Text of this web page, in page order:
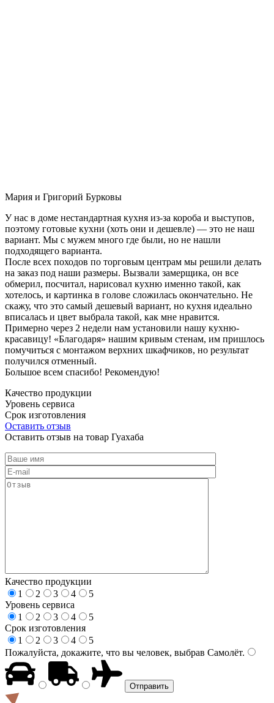
Мария и Григорий Бурковы
У нас в доме нестандартная кухня из-за короба и выступов,
поэтому готовые кухни (хоть они и дешевле) — это не наш
вариант. Мы с мужем много где были, но не нашли
подходящего варианта.
После всех походов по торговым центрам мы решили делать
на заказ под наши размеры. Вызвали замерщика, он все
обмерил, посчитал, нарисовал кухню именно такой, как
хотелось, и картинка в голове сложилась окончательно. Не
скажу, что это самый дешевый вариант, но кухня идеально
вписалась и цвет выбрала такой, как мне нравится.
Примерно через 2 недели нам установили нашу кухню-
красавицу! «Благодаря» нашим кривым стенам, им пришлось
помучиться с монтажом верхних шкафчиков, но результат
получился отменный.
Большое всем спасибо! Рекомендую!
Качество продукции
Уровень сервиса
Срок изготовления
Оставить отзыв
Оставить отзыв на товар Гуахаба
Качество продукции
1
2 3 4
5
Уровень сервиса
1
2 3 4
5
Срок изготовления
1
2 3 4
5
Пожалуйста, докажите, что вы человек, выбрав Самолёт.